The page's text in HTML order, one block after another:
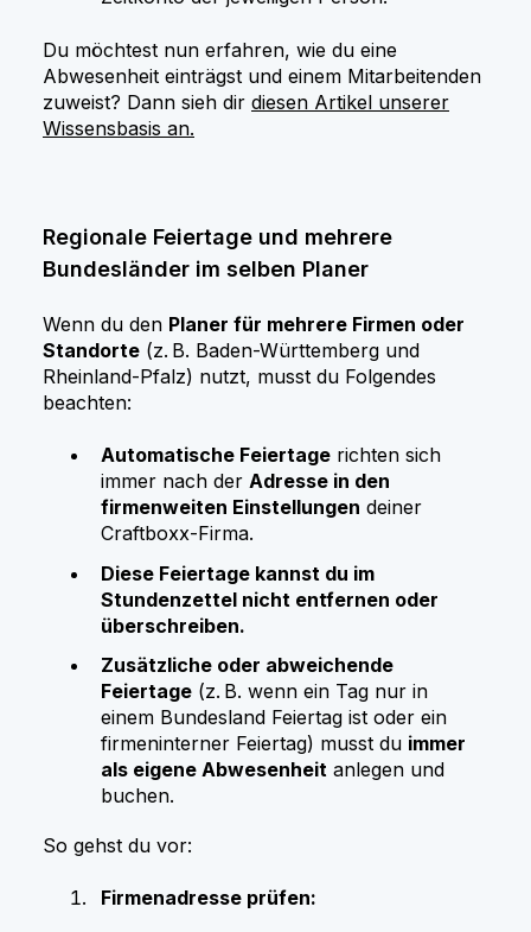
Du möchtest nun erfahren, wie du eine
Abwesenheit einträgst und einem Mitarbeitenden
zuweist? Dann sieh dir diesen Artikel unserer
Wissensbasis an.
Regionale Feiertage und mehrere
Bundesländer im selben Planer
Wenn du den Planer für mehrere Firmen oder
Standorte (z. B. Baden-Württemberg und
Rheinland-Pfalz) nutzt, musst du Folgendes
beachten:
Automatische Feiertage richten sich
immer nach der Adresse in den
firmenweiten Einstellungen deiner
Craftboxx-Firma.
Diese Feiertage kannst du im
Stundenzettel nicht entfernen oder
überschreiben.
Zusätzliche oder abweichende
Feiertage (z. B. wenn ein Tag nur in
einem Bundesland Feiertag ist oder ein
firmeninterner Feiertag) musst du immer
als eigene Abwesenheit anlegen und
buchen.
So gehst du vor:
Firmenadresse prüfen: